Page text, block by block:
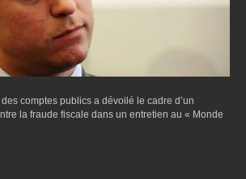
comptes publics a dévoilé le cadre d’un
la fraude fiscale dans un entretien au « Monde